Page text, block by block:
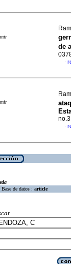
de
·
·
Base de datos : article